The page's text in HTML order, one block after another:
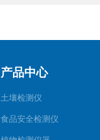
产品中心
土壤检测仪
食品安全检测仪